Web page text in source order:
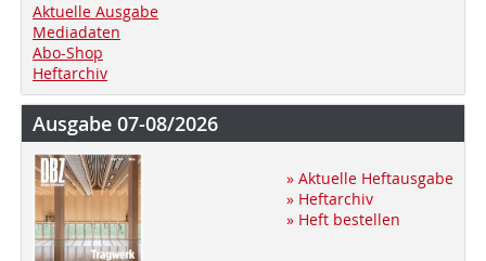
Aktuelle Ausgabe
Mediadaten
Abo-Shop
Heftarchiv
Ausgabe 07-08/2026
» Aktuelle Heftausgabe
» Heftarchiv
» Heft bestellen